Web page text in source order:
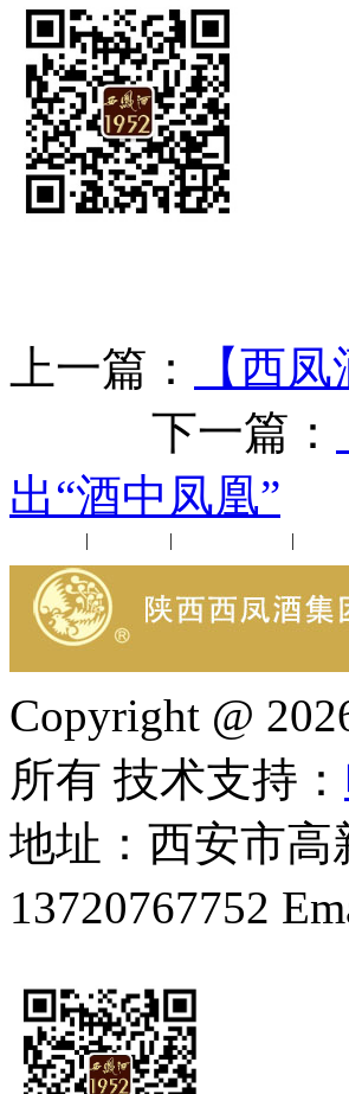
上一篇：
【西
下一篇：
出“酒中凤凰”
| | |
Copyright @
所有 技术支持：
地址：西安市高
13720767752